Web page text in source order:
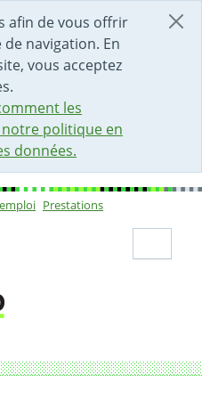
afin de vous offrir
navigation. En
vous acceptez
les
politique en
données.
PAGE
Prestations